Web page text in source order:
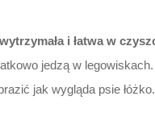
wytrzymała i łatwa w
jedzą w
jak wygląda psie łóżko.